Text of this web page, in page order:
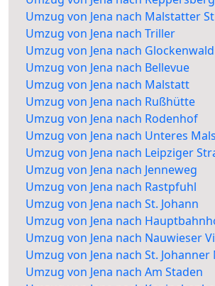
Umzug von Jena nach Malstatter
Umzug von Jena nach Triller
Umzug von Jena nach Glockenwald
Umzug von Jena nach Bellevue
Umzug von Jena nach Malstatt
Umzug von Jena nach Rußhütte
Umzug von Jena nach Rodenhof
Umzug von Jena nach Unteres
Umzug von Jena nach Leipziger
Umzug von Jena nach Jenneweg
Umzug von Jena nach Rastpfuhl
Umzug von Jena nach St. Johann
Umzug von Jena nach
Umzug von Jena nach Nauwieser
Umzug von Jena nach St.
Umzug von Jena nach Am Staden